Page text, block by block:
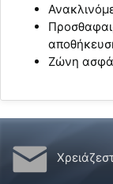
Ζώνη